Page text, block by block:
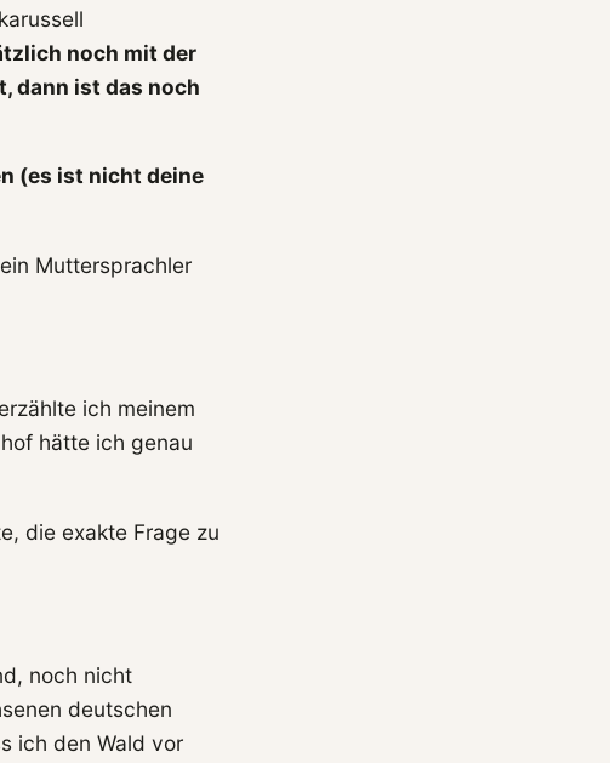
noch mit der
dann ist das noch
(es ist nicht deine
Muttersprachler
ich meinem
hätte ich genau
die exakte Frage zu
noch nicht
deutschen
ich den Wald vor